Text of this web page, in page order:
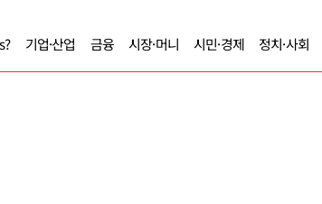
기업·산업 금융 시장·머니 시민·경제 정치·사회